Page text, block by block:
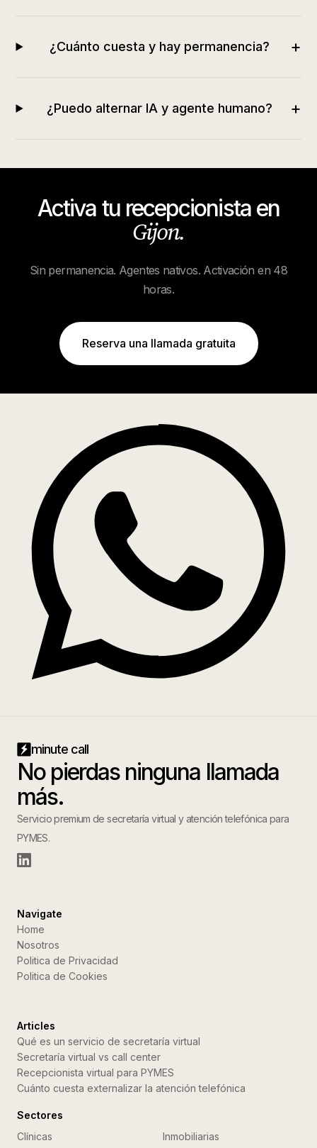
¿Cuánto cuesta y hay permanencia? +
¿Puedo alternar IA y agente humano? +
Activa tu recepcionista en
Gijon.
Sin permanencia. Agentes nativos. Activación en 48
horas.
Reserva una llamada gratuita
minute call
No pierdas ninguna llamada
más.
Servicio premium de secretaría virtual y atención telefónica para
PYMES.
Navigate
Home
Nosotros
Politica de Privacidad
Politica de Cookies
Articles
Qué es un servicio de secretaría virtual
Secretaría virtual vs call center
Recepcionista virtual para PYMES
Cuánto cuesta externalizar la atención telefónica
Sectores
Clínicas
Inmobiliarias